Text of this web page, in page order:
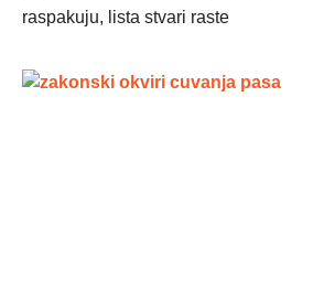
raspakuju, lista stvari raste